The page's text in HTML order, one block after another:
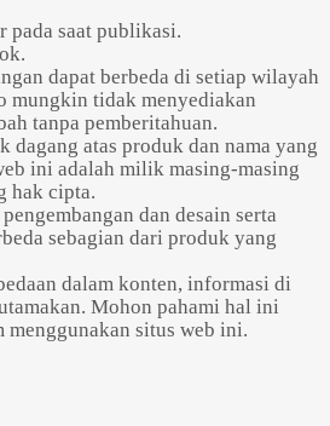
pada saat publikasi.
dapat berbeda di setiap wilayah
mungkin tidak menyediakan
tanpa pemberitahuan.
dagang atas produk dan nama yang
ini adalah milik masing-masing
hak cipta.
dan desain serta
sebagian dari produk yang
dalam konten, informasi di
Mohon pahami hal ini
situs web ini.